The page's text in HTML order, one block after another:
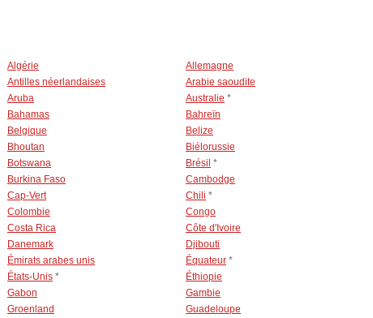
Algérie
Allemagne
Antilles néerlandaises
Arabie saoudite
Aruba Australie *
Bahamas
Bahreïn
Belgique
Belize
Bhoutan
Biélorussie
Botswana Brésil *
Burkina Faso
Cambodge
Cap-Vert Chili *
Colombie
Congo
Costa Rica
Côte d'Ivoire
Danemark
Djibouti
Émirats arabes unis Équateur *
États-Unis *
Éthiopie
Gabon
Gambie
Groenland
Guadeloupe